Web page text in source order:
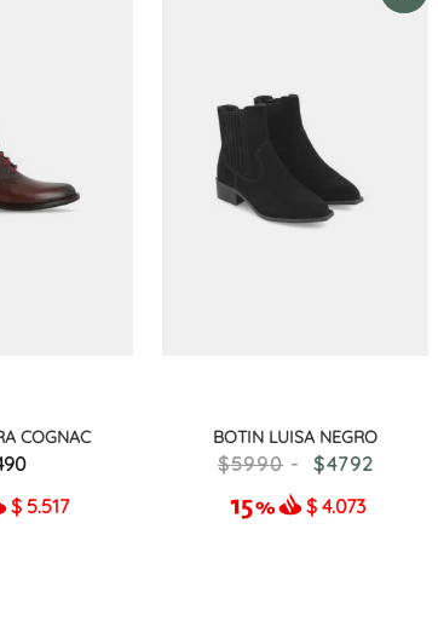
COGNAC
$ 5.517
BOTIN LUISA NEGRO
5990
4792
$ 4.073